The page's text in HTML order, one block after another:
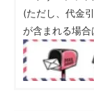
(ただし、代金
が含まれる場